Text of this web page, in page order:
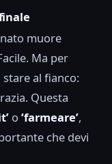
muore
Ma per
stare al fianco:
Questa
o ‘farmeare’,
che devi